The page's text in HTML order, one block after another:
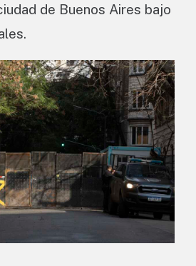
de Buenos Aires bajo